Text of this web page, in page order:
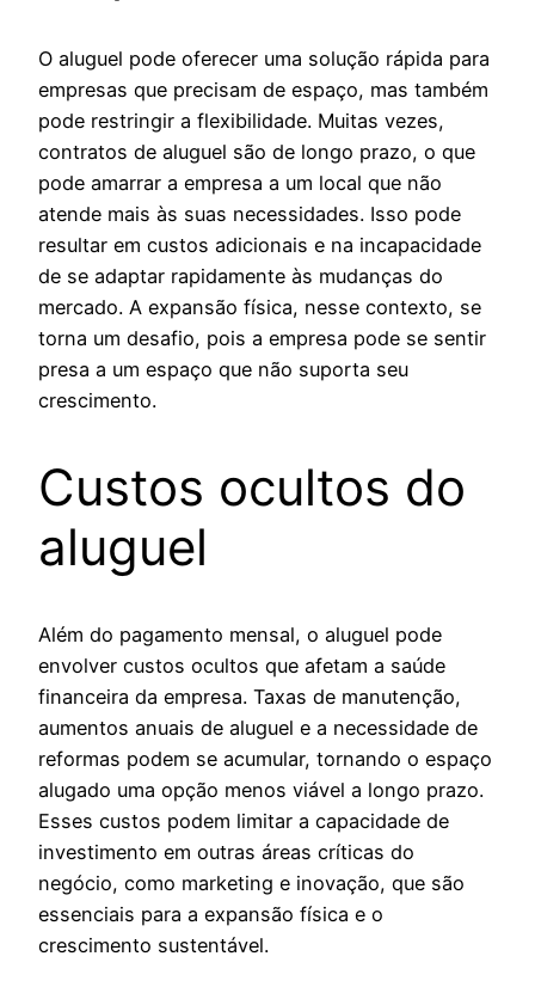
O aluguel pode oferecer uma solução rápida para
empresas que precisam de espaço, mas também
pode restringir a flexibilidade. Muitas vezes,
contratos de aluguel são de longo prazo, o que
pode amarrar a empresa a um local que não
atende mais às suas necessidades. Isso pode
resultar em custos adicionais e na incapacidade
de se adaptar rapidamente às mudanças do
mercado. A expansão física, nesse contexto, se
torna um desafio, pois a empresa pode se sentir
presa a um espaço que não suporta seu
crescimento.
Custos ocultos do
aluguel
Além do pagamento mensal, o aluguel pode
envolver custos ocultos que afetam a saúde
financeira da empresa. Taxas de manutenção,
aumentos anuais de aluguel e a necessidade de
reformas podem se acumular, tornando o espaço
alugado uma opção menos viável a longo prazo.
Esses custos podem limitar a capacidade de
investimento em outras áreas críticas do
negócio, como marketing e inovação, que são
essenciais para a expansão física e o
crescimento sustentável.